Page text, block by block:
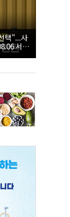
택"...사
서울